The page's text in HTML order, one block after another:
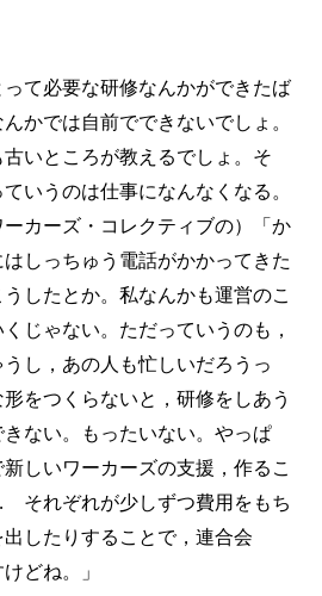
て必要な研修なんかができたば
かでは自前でできないでしょ。
いところが教えるでしょ。そ
いうのは仕事になんなくなる。
カーズ・コレクティブの）「か
しっちゅう電話がかかってきた
したとか。私なんかも運営のこ
じゃない。ただっていうのも，
し，あの人も忙しいだろうっ
をつくらないと，研修をしあう
ない。もったいない。やっぱ
しいワーカーズの支援，作るこ
それぞれが少しずつ費用をもち
出したりすることで，連合会
どね。」